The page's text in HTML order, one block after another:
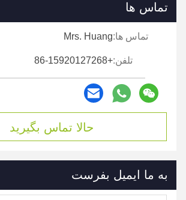
تماس ها
تماس ها:Mrs. Huang
تلفن:+86-15920127268
حالا تماس بگیرید
به ما ایمیل بفرست